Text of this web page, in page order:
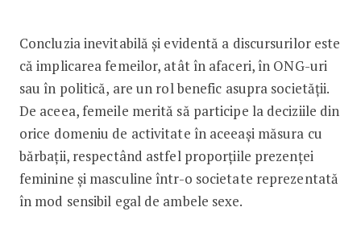
Concluzia inevitabilă și evidentă a discursurilor este
că implicarea femeilor, atât în afaceri, în ONG-uri
sau în politică, are un rol benefic asupra societății.
De aceea, femeile merită să participe la deciziile din
orice domeniu de activitate în aceeași măsura cu
bărbații, respectând astfel proporțiile prezenței
feminine și masculine într-o societate reprezentată
în mod sensibil egal de ambele sexe.